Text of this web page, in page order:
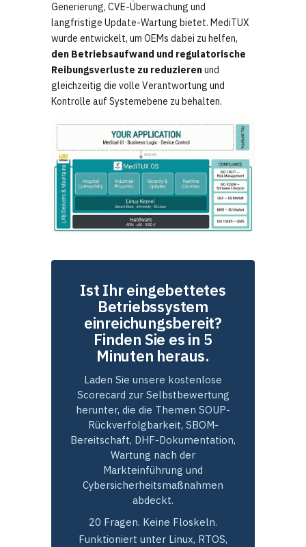
Generierung, CVE-Überwachung und
langfristige Update-Wartung bietet. MediTUX
wurde entwickelt, um OEMs dabei zu helfen,
den Betriebsaufwand und regulatorische
Reibungsverluste zu reduzierenund
gleichzeitig die volle Verantwortung und
Kontrolle auf Systemebene zu behalten.
Ist Ihr eingebettetes
Betriebssystem
einreichungsbereit?
Finden Sie es in 5
Minuten heraus.
Laden Sie unsere kostenlose
Scorecard zur Selbstbewertung
herunter, die die Themen SOUP-
Rückverfolgbarkeit, SBOM-
Bereitschaft, DHF-Dokumentation,
Wartung nach der
Markteinführung und
Cybersicherheitsmaßnahmen
abdeckt.
20 Fragen. Keine Floskeln.
Funktioniert unter Linux, RTOS,